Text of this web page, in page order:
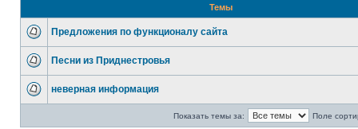
Темы
Предложения по функционалу сайта
Песни из Приднестровья
неверная информация
Показать темы за: Поле